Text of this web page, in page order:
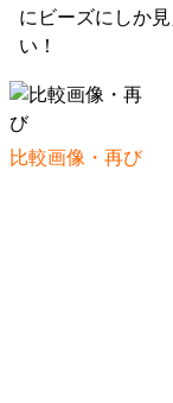
にビーズにしか
い！
比較画像・再び